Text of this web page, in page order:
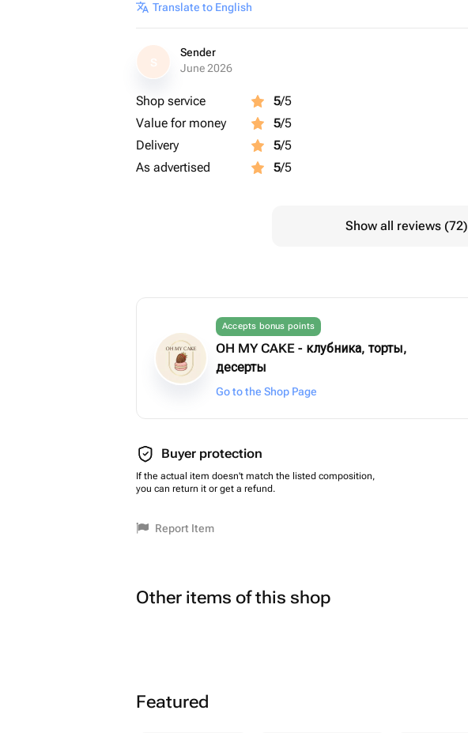
Translate to English
S
Sender
June 2026
Shop service 5/5
Value for money
5/5
Delivery
5/5
As advertised
5/5
Show all reviews (72)
Accepts bonus points
OH MY CAKE - клубника, торты,
десерты
Go to the Shop Page
Buyer protection
If the actual item doesn't match the listed composition,
you can return it or get a refund.
Report Item
Other items of this shop
Featured